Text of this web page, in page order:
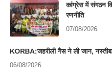
कांग्रेस में संगठन
रणनीति
07/08/2026
KORBA:जहरीली गैस ने ली जान,
06/08/2026